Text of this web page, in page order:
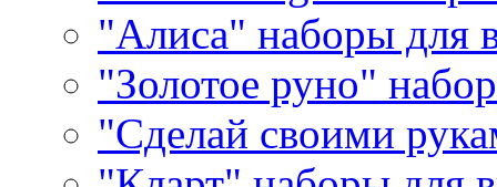
"Алиса" наборы для
"Золотое руно"
"Сделай своими